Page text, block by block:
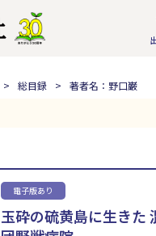
総目録 著者名：野口巌
電子版あり
玉砕の硫黄島に生きた